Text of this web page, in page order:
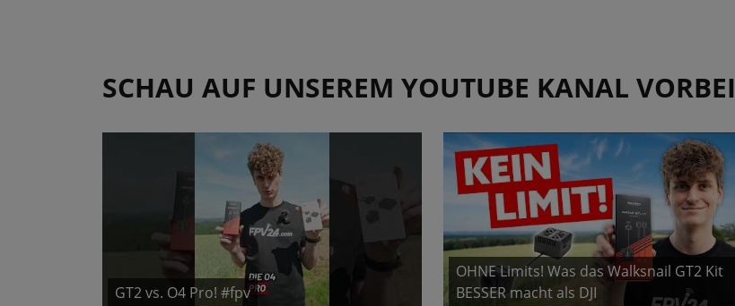
SCHAU AUF UNSEREM YOUTUBE KANAL VORBEI
GT2 vs. O4 Pro! #fpv
OHNE Limits! Was das Walksnail GT2 Kit
BESSER macht als DJI